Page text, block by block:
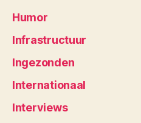
Humor
Infrastructuur
Ingezonden
Internationaal
Interviews